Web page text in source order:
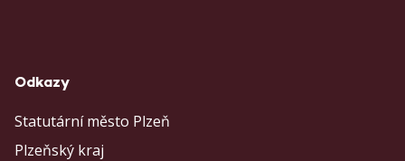
Odkazy
Statutární město Plzeň
Plzeňský kraj